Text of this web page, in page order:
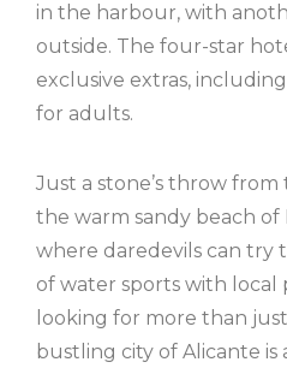
in the harbour, with
outside. The four-star
exclusive extras,
for adults.
Just a stone’s throw from
the warm sandy beach
where daredevils can try
of water sports with local
looking for more than
bustling city of Alicante is